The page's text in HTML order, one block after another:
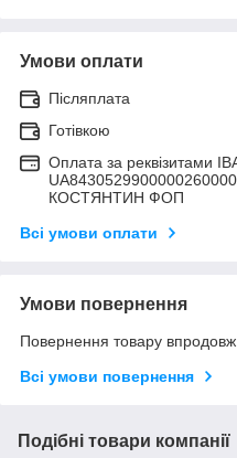
Умови оплати
Післяплата
Готівкою
Оплата за реквізитами
КОСТЯНТИН ФОП
Всі умови оплати
Умови повернення
Повернення товару
Всі умови повернення
Подібні товари компанії